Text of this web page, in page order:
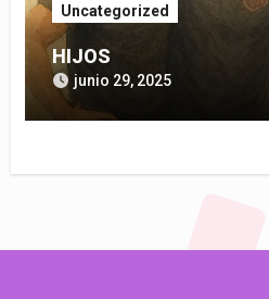
Uncategorized
HIJOS
junio 29, 2025